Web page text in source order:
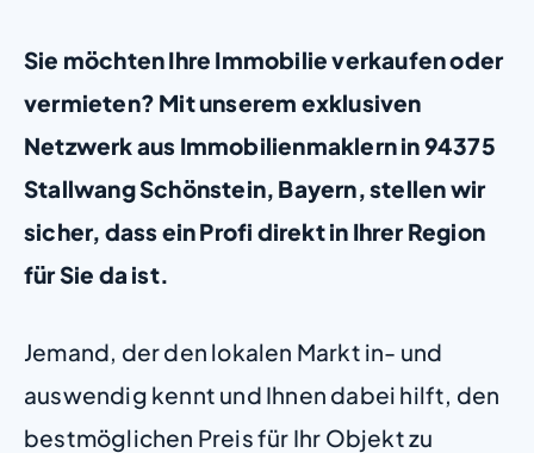
Sie möchten Ihre Immobilie verkaufen oder
vermieten? Mit unserem exklusiven
Netzwerk aus Immobilienmaklern in 94375
Stallwang Schönstein, Bayern, stellen wir
sicher, dass ein Profi direkt in Ihrer Region
für Sie da ist.
Jemand, der den lokalen Markt in- und
auswendig kennt und Ihnen dabei hilft, den
bestmöglichen Preis für Ihr Objekt zu